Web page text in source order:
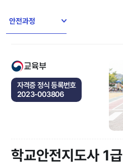
안전과정
교육부
자격증 정식 등록번호
2023-003806
학교안전지도사 1급